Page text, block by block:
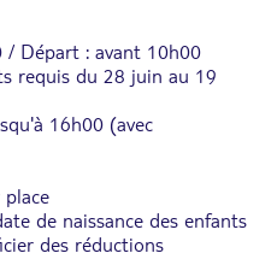
/ Départ : avant 10h00
requis du 28 juin au 19
16h00 (avec
place
de naissance des enfants
des réductions